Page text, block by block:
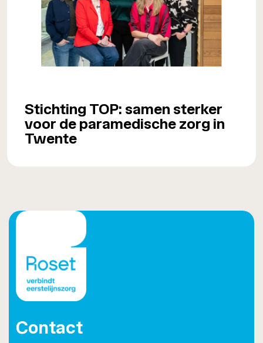
Stichting TOP: samen sterker
voor de paramedische zorg in
Twente
Contact